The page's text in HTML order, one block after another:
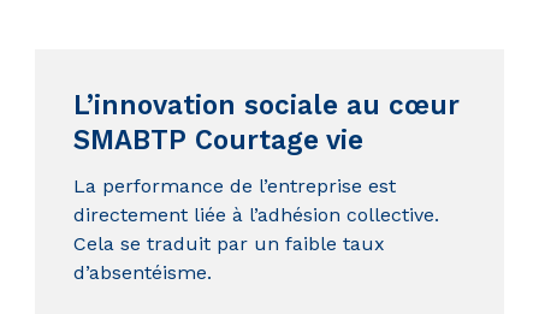
L’innovation sociale au cœur
SMABTP Courtage vie
La performance de l’entreprise est
directement liée à l’adhésion collective.
Cela se traduit par un faible taux
d’absentéisme.